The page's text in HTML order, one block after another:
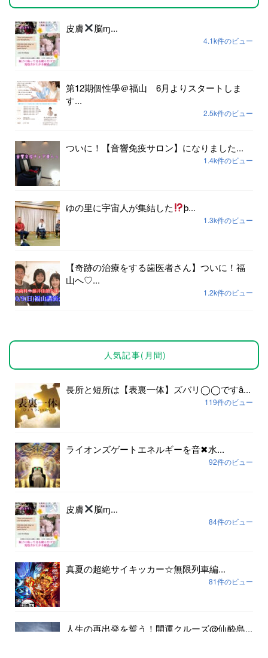
皮膚 脳ɱ...
4.1k件のビュー
第12期個性學＠福山 6月よりスタートしま
す...
2.5k件のビュー
ついに！【音響免疫サロン】になりました...
1.4k件のビュー
ゆの里に宇宙人が集結した þ...
1.3k件のビュー
【奇跡の治療をする歯医者さん】ついに！福
山へ♡...
1.2k件のビュー
人気記事(月間)
長所と短所は【表裏一体】ズバリ◯◯ですȃ...
119件のビュー
ライオンズゲートエネルギーを音✖︎水...
92件のビュー
皮膚 脳ɱ...
84件のビュー
真夏の超絶サイキッカー☆無限列車編...
81件のビュー
人生の再出発を誓う！開運クルーズ@仙酔島...